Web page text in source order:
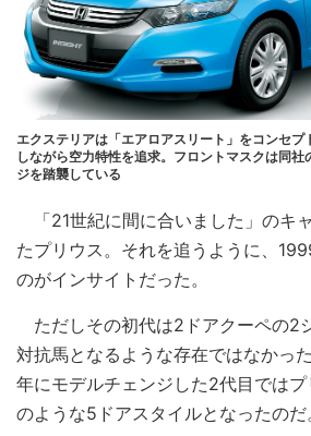
エクステリアは「エアロアスリート」をコンセプ
しながら空力特性を追求。フロントマスクは同
ジを踏襲している
「21世紀に間に合いました」のキ
たプリウス。それを追うように、
のがインサイトだった。
ただしその初代は2ドアクーペの2
対抗馬となるような存在ではなかっ
年にモデルチェンジした2代目では
のような5ドアスタイルとなったのだ